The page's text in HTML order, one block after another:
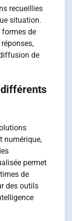
recueillies
situation.
formes de
de
numérique,
permet
de
des outils